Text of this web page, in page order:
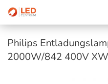
Philips
2000W/842 400V